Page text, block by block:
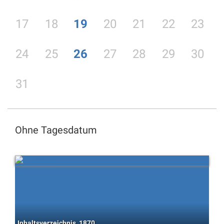
17 18 19 20 21 22 23
24 25 26 27 28 29 30
31
Ohne Tagesdatum